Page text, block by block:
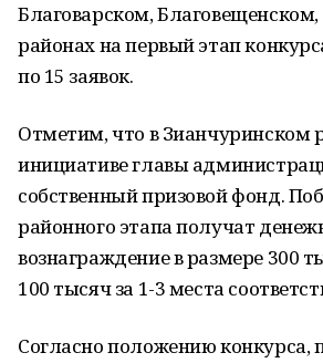
Благоварском,
районах на первый этап
по 15 заявок.
Отметим, что в Зианчуринском
инициативе главы
собственный призовой фонд.
районного этапа получат
вознаграждение в размере 300
100 тысяч за 1-3 места
Согласно положению конкурса,